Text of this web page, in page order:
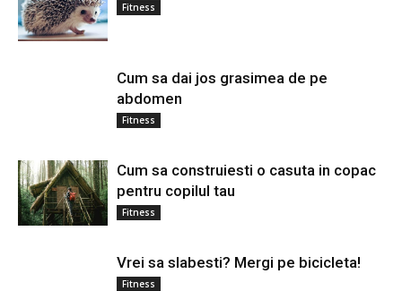
Fitness
Cum sa dai jos grasimea de pe
abdomen
Fitness
Cum sa construiesti o casuta in copac
pentru copilul tau
Fitness
Vrei sa slabesti? Mergi pe bicicleta!
Fitness